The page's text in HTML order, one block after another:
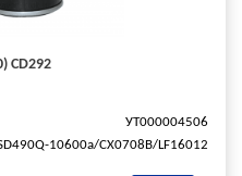
CD292
УТ000004506
10600a/СХ0708В/LF16012